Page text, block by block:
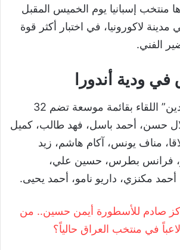
منتخب إسبانيا يوم الخميس المقبل
يونيو في مدينة لاكورونيا، في اختبار أكثر قوة
الفني.
في ودية أندورا
خاض “أسود الرافدين” اللقاء بقائمة موسعة تضم 32
حسن، أحمد باسل، فهد طالب، كميل
مناف يونس، آكام هاشم، زيد
فرانس بطرس، حسين علي،
مكنزي، داريو نامو، أحمد يحيى.
صادم للأسطورة أيمن حسين.. من